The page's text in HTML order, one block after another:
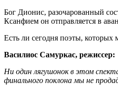
Бог Дионис, разочарованный
Ксанфием он отправляется в
Есть ли сегодня поэты,
Василиос Самуркас, режиссер:
Ни один лягушонок в этом
финального поклона мы не